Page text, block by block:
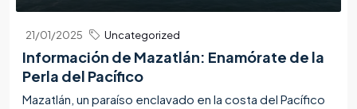
21/01/2025 Uncategorized
Información de Mazatlán: Enamórate de la
Perla del Pacífico
Mazatlán, un paraíso enclavado en la costa del Pacífico